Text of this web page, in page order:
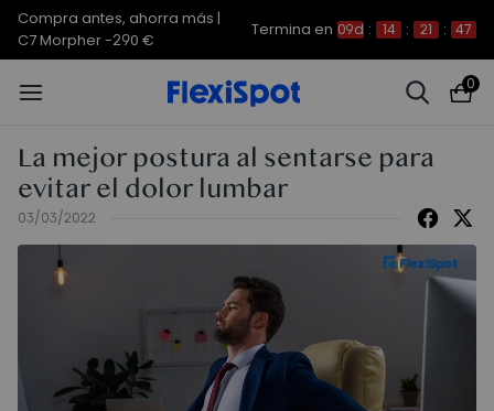
Compra antes, ahorra más | E7
Termina en
0
La mejor postura al sentarse para
evitar el dolor lumbar
03/03/2022